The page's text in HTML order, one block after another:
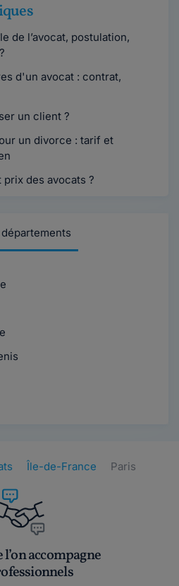
de l’avocat, postulation,
d'un avocat : contrat,
un client ?
un divorce : tarif et
des avocats ?
Île-de-France Paris
l’on accompagne